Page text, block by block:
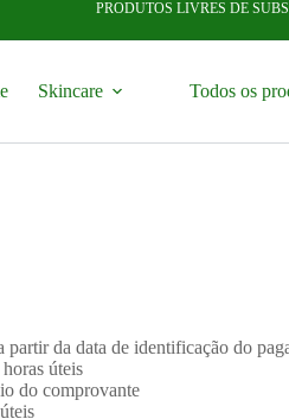
PRODUTOS LIVRES DE
Skincare Todos os
da data de identificação do
úteis
do comprovante